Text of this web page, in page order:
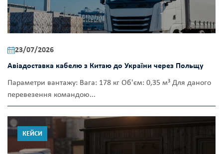
23/07/2026
Авіадоставка кабелю з Китаю до України через Польщу
Параметри вантажу: Вага: 178 кг Об'єм: 0,35 м³ Для даного
перевезення командою...
КЕЙСИ